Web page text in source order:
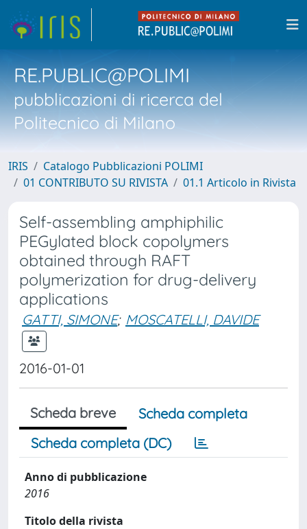
RE.PUBLIC@POLIMI
pubblicazioni di ricerca del
Politecnico di Milano
IRIS
Catalogo Pubblicazioni POLIMI
01 CONTRIBUTO SU RIVISTA
01.1 Articolo in Rivista
Self-assembling amphiphilic
PEGylated block copolymers
obtained through RAFT
polymerization for drug-delivery
applications
GATTI, SIMONE; MOSCATELLI, DAVIDE
2016-01-01
Scheda breve
Scheda completa
Scheda completa (DC)
Anno di pubblicazione
2016
Titolo della rivista